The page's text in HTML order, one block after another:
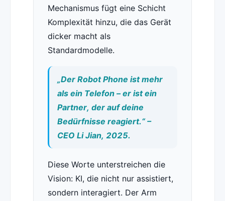
Mechanismus fügt eine Schicht
Komplexität hinzu, die das Gerät
dicker macht als
Standardmodelle.
„Der Robot Phone ist mehr
als ein Telefon – er ist ein
Partner, der auf deine
Bedürfnisse reagiert.“ –
CEO Li Jian, 2025.
Diese Worte unterstreichen die
Vision: KI, die nicht nur assistiert,
sondern interagiert. Der Arm